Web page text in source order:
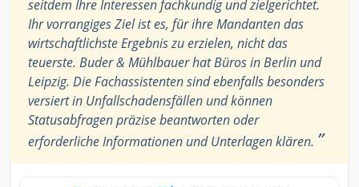
seitdem Ihre Interessen fachkundig und zielgerichtet.
Ihr vorrangiges Ziel ist es, für ihre Mandanten das
wirtschaftlichste Ergebnis zu erzielen, nicht das
teuerste. Buder & Mühlbauer hat Büros in Berlin und
Leipzig. Die Fachassistenten sind ebenfalls besonders
versiert in Unfallschadensfällen und können
Statusabfragen präzise beantworten oder
erforderliche Informationen und Unterlagen klären. ”